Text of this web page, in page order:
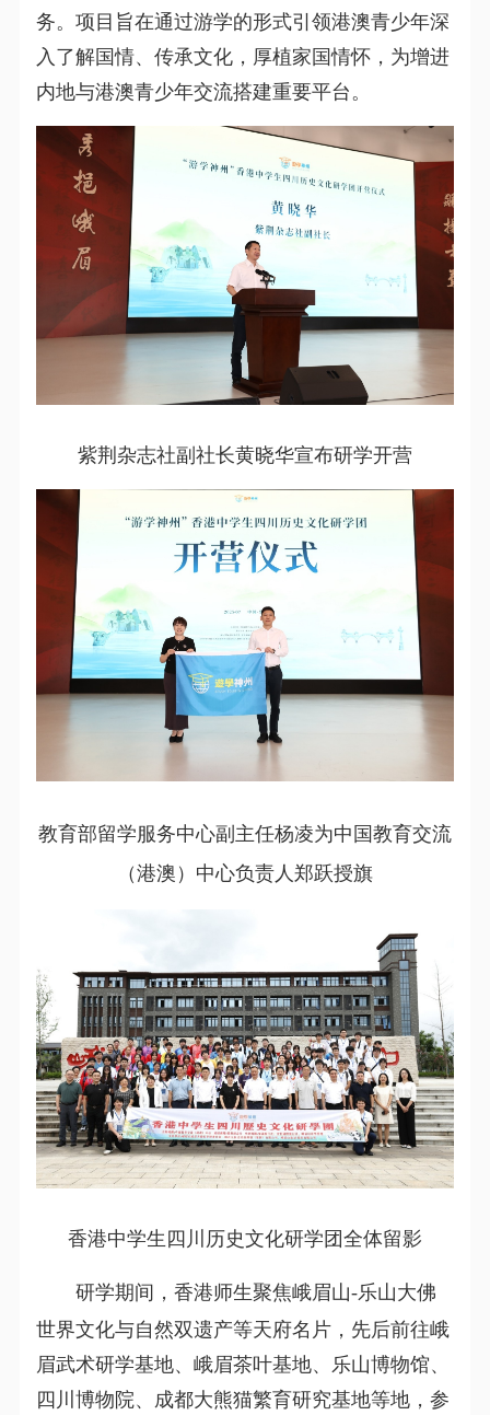
务。项目旨在通过游学的形式引领港澳青少年深
入了解国情、传承文化，厚植家国情怀，为增进
内地与港澳青少年交流搭建重要平台。
紫荆杂志社副社长黄晓华宣布研学开营
教育部留学服务中心副主任杨凌为中国教育交流
（港澳）中心负责人郑跃授旗
香港中学生四川历史文化研学团全体留影
研学期间，香港师生聚焦峨眉山-乐山大佛
世界文化与自然双遗产等天府名片，先后前往峨
眉武术研学基地、峨眉茶叶基地、乐山博物馆、
四川博物院、成都大熊猫繁育研究基地等地，参